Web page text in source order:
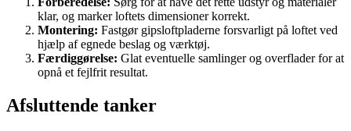
klar, og marker loftets dimensioner korrekt.
Montering: Fastgør gipsloftpladerne forsvarligt på loftet ved
hjælp af egnede beslag og værktøj.
Færdiggørelse: Glat eventuelle samlinger og overflader for at
opnå et fejlfrit resultat.
Afsluttende tanker